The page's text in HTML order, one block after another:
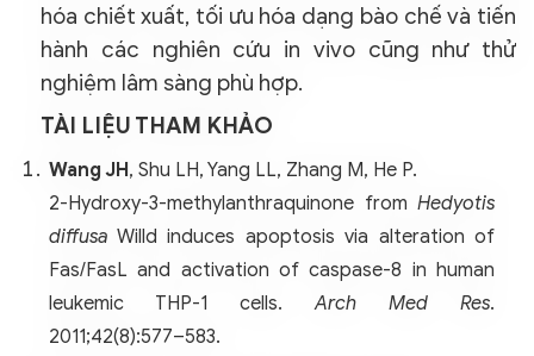
hóa chiết xuất, tối ưu hóa dạng bào chế và tiến
hành các nghiên cứu in vivo cũng như thử
nghiệm lâm sàng phù hợp.
TÀI LIỆU THAM KHẢO
Wang JH, Shu LH, Yang LL, Zhang M, He P.
2-Hydroxy-3-methylanthraquinone from Hedyotis
diffusa Willd induces apoptosis via alteration of
Fas/FasL and activation of caspase-8 in human
leukemic THP-1 cells.Arch Med Res.
2011;42(8):577–583.